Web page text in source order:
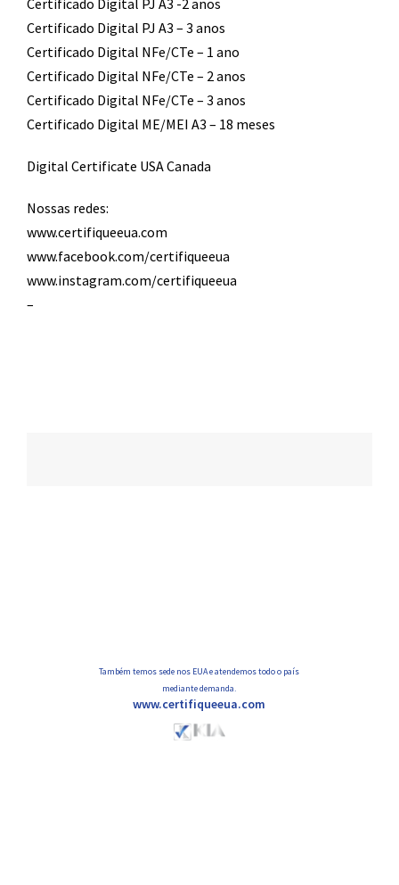
Certificado Digital PJ A3 -2 anos
Certificado Digital PJ A3 – 3 anos
Certificado Digital NFe/CTe – 1 ano
Certificado Digital NFe/CTe – 2 anos
Certificado Digital NFe/CTe – 3 anos
Certificado Digital ME/MEI A3 – 18 meses
Digital Certificate USA Canada
Nossas redes:
www.certifiqueeua.com
www.facebook.com/certifiqueeua
www.instagram.com/certifiqueeua
–
Também temos sede nos EUA e atendemos todo o país
mediante demanda.
www.certifiqueeua.com